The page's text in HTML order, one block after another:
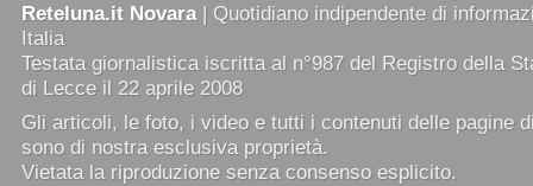
Reteluna.it Novara| Quotidiano indipendente di
Italia
Testata giornalistica iscritta al n°987 del Registro della
di Lecce il 22 aprile 2008
Gli articoli, le foto, i video e tutti i contenuti delle pagine
sono di nostra esclusiva proprietà.
Vietata la riproduzione senza consenso esplicito.